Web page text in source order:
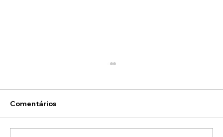
Comentários